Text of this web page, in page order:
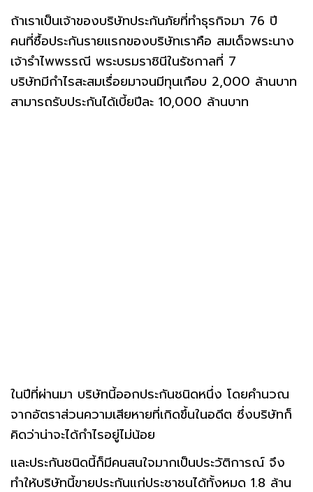
ถ้าเราเป็นเจ้าของบริษัทประกันภัยที่ทำธุรกิจมา 76 ปี
คนที่ซื้อประกันรายแรกของบริษัทเราคือ สมเด็จพระนาง
เจ้ารำไพพรรณี พระบรมราชินีในรัชกาลที่ 7
บริษัทมีกำไรสะสมเรื่อยมาจนมีทุนเกือบ 2,000 ล้านบาท
สามารถรับประกันได้เบี้ยปีละ 10,000 ล้านบาท
ในปีที่ผ่านมา บริษัทนี้ออกประกันชนิดหนึ่ง โดยคำนวณ
จากอัตราส่วนความเสียหายที่เกิดขึ้นในอดีต ซึ่งบริษัทก็
คิดว่าน่าจะได้กำไรอยู่ไม่น้อย
และประกันชนิดนี้ก็มีคนสนใจมากเป็นประวัติการณ์ จึง
ทำให้บริษัทนี้ขายประกันแก่ประชาชนได้ทั้งหมด 1.8 ล้าน